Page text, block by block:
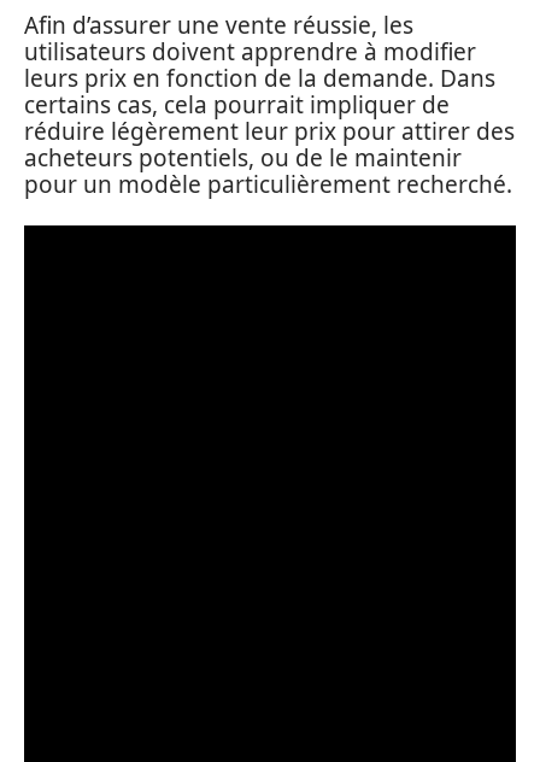
Afin d’assurer une vente réussie, les
utilisateurs doivent apprendre à modifier
leurs prix en fonction de la demande. Dans
certains cas, cela pourrait impliquer de
réduire légèrement leur prix pour attirer des
acheteurs potentiels, ou de le maintenir
pour un modèle particulièrement recherché.